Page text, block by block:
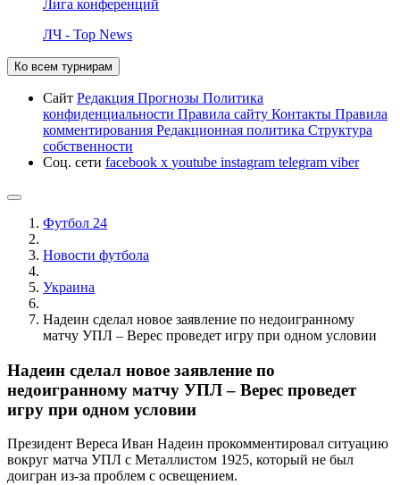
Лига конференций
ЛЧ - Top News
Ко всем турнирам
Сайт Редакция Прогнозы Политика
конфиденциальности Правила сайту Контакты Правила
комментирования Редакционная политика Структура
собственности
Соц. сети facebook x youtube instagram telegram viber
Футбол 24
Новости футбола
Украина
Надеин сделал новое заявление по недоигранному
матчу УПЛ – Верес проведет игру при одном условии
Надеин сделал новое заявление по
недоигранному матчу УПЛ – Верес проведет
игру при одном условии
Президент Вереса Иван Надеин прокомментировал ситуацию
вокруг матча УПЛ с Металлистом 1925, который не был
доигран из-за проблем с освещением.